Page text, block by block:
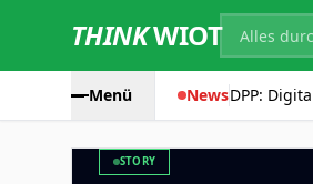
THINKWIOT
Menü NewsDPP:
STORY